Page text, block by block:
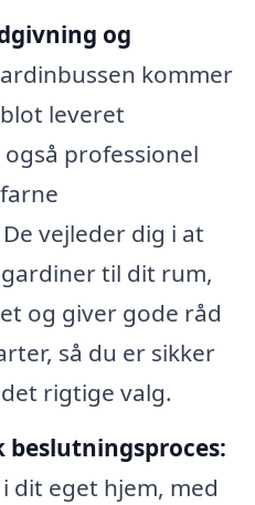
og
kommer
leveret
professionel
vejleder dig i at
til dit rum,
og giver gode råd
så du er sikker
rigtige valg.
beslutningsproces:
dit eget hjem, med